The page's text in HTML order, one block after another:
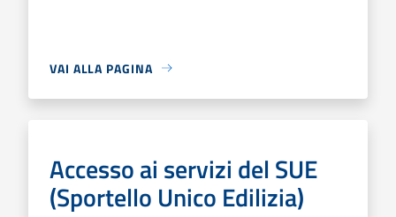
VAI ALLA PAGINA
Accesso ai servizi del SUE
(Sportello Unico Edilizia)